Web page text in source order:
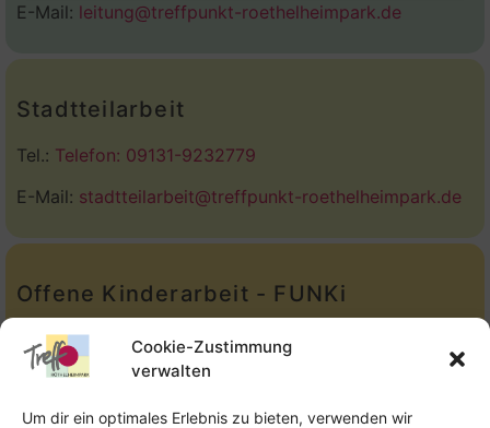
Cookie-Zustimmung
verwalten
Um dir ein optimales Erlebnis zu bieten, verwenden wir
E-Mail: leitung@treffpunkt-roethelheimpark.de
Stadtteilarbeit
Tel.: Telefon: 09131-9232779
E-Mail: stadtteilarbeit@treffpunkt-roethelheimpark.de
Offene Kinderarbeit - FUNKi
Tel.:Telefon: 09131-610749
E-Mail:oka@treffpunkt-roethelheimpark.de